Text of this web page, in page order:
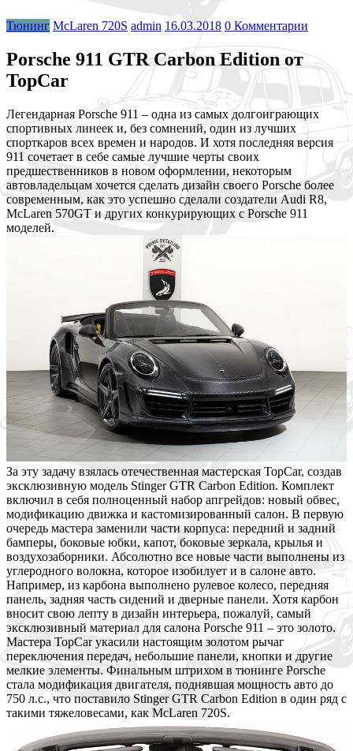
Тюнинг McLaren 720S admin 16.03.2018 0 Комментарии
Porsche 911 GTR Carbon Edition от
TopCar
Легендарная Porsche 911 – одна из самых долгоиграющих
спортивных линеек и, без сомнений, один из лучших
спорткаров всех времен и народов. И хотя последняя версия
911 сочетает в себе самые лучшие черты своих
предшественников в новом оформлении, некоторым
автовладельцам хочется сделать дизайн своего Porsche более
современным, как это успешно сделали создатели Audi R8,
McLaren 570GT и других конкурирующих с Porsche 911
моделей.
За эту задачу взялась отечественная мастерская TopCar, создав
эксклюзивную модель Stinger GTR Carbon Edition. Комплект
включил в себя полноценный набор апгрейдов: новый обвес,
модификацию движка и кастомизированный салон. В первую
очередь мастера заменили части корпуса: передний и задний
бамперы, боковые юбки, капот, боковые зеркала, крылья и
воздухозаборники. Абсолютно все новые части выполнены из
углеродного волокна, которое изобилует и в салоне авто.
Например, из карбона выполнено рулевое колесо, передняя
панель, задняя часть сидений и дверные панели. Хотя карбон
вносит свою лепту в дизайн интерьера, пожалуй, самый
эксклюзивный материал для салона Porsche 911 – это золото.
Мастера TopCar укасили настоящим золотом рычаг
переключения передач, небольшие панели, кнопки и другие
мелкие элементы. Финальным штрихом в тюнинге Porsche
стала модификация двигателя, поднявшая мощность авто до
750 л.с., что поставило Stinger GTR Carbon Edition в один ряд с
такими тяжеловесами, как McLaren 720S.